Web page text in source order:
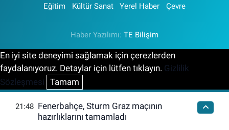
Eğitim
Kültür Sanat Yerel Haber Çevre
Haber Yazılımı: TE Bilişim
En iyi site deneyimi sağlamak için çerezlerden
faydalanıyoruz. Detaylar için lütfen tıklayın. Gizlilik
Sözleşmesi Tamam
21:48 Fenerbahçe, Sturm Graz maçının
hazırlıklarını tamamladı